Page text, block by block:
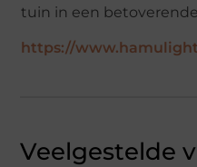
tuin in een
https://
Veelgestelde